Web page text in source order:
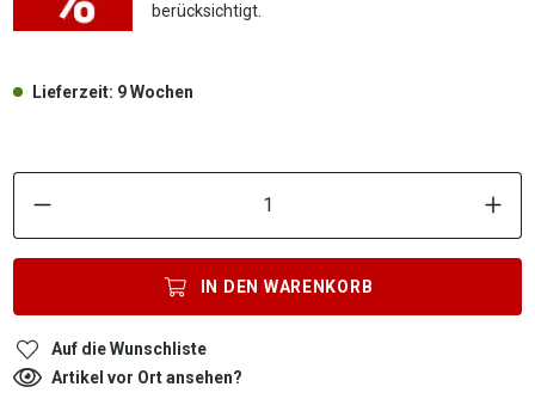
berücksichtigt.
Lieferzeit: 9 Wochen
IN DEN WARENKORB
Auf die Wunschliste
Artikel vor Ort ansehen?